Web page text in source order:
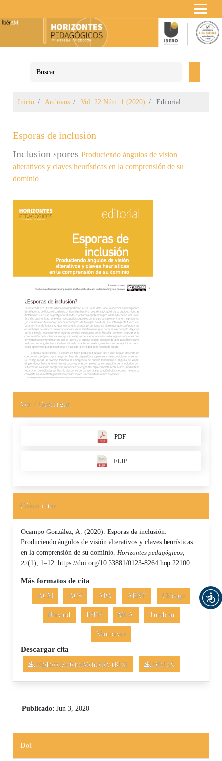
Inicio Archivos Vol. 22 Núm. 1 (2020) Editorial
Esporas de inclusión
Inclusion sporesProduciendo ángulos de visión
alterativos y claves heurísticas en la comprensión de su
dominio
Barra lateral del artículo
Ver / Descargar
PDF
FLIP
Cómo citar
Ocampo González, A. (2020). Esporas de inclusión:
Produciendo ángulos de visión alterativos y claves heurísticas
en la comprensión de su dominio.Horizontes pedagógicos,
22(1), 1–12. https://doi.org/10.33881/0123-8264.hop.22100
Más formatos de cita
ACM ACS APA ABNT Chicago
Harvard IEEE MLA Turabian
Vancouver
Descargar cita
Endnote/Zotero/Mendeley (RIS) BibTeX
Publicado: Jun 3, 2020
Doi